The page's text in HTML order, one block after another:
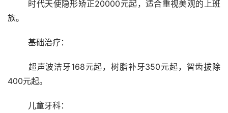
族。
	基础治疗：
400元起。
	儿童牙科：